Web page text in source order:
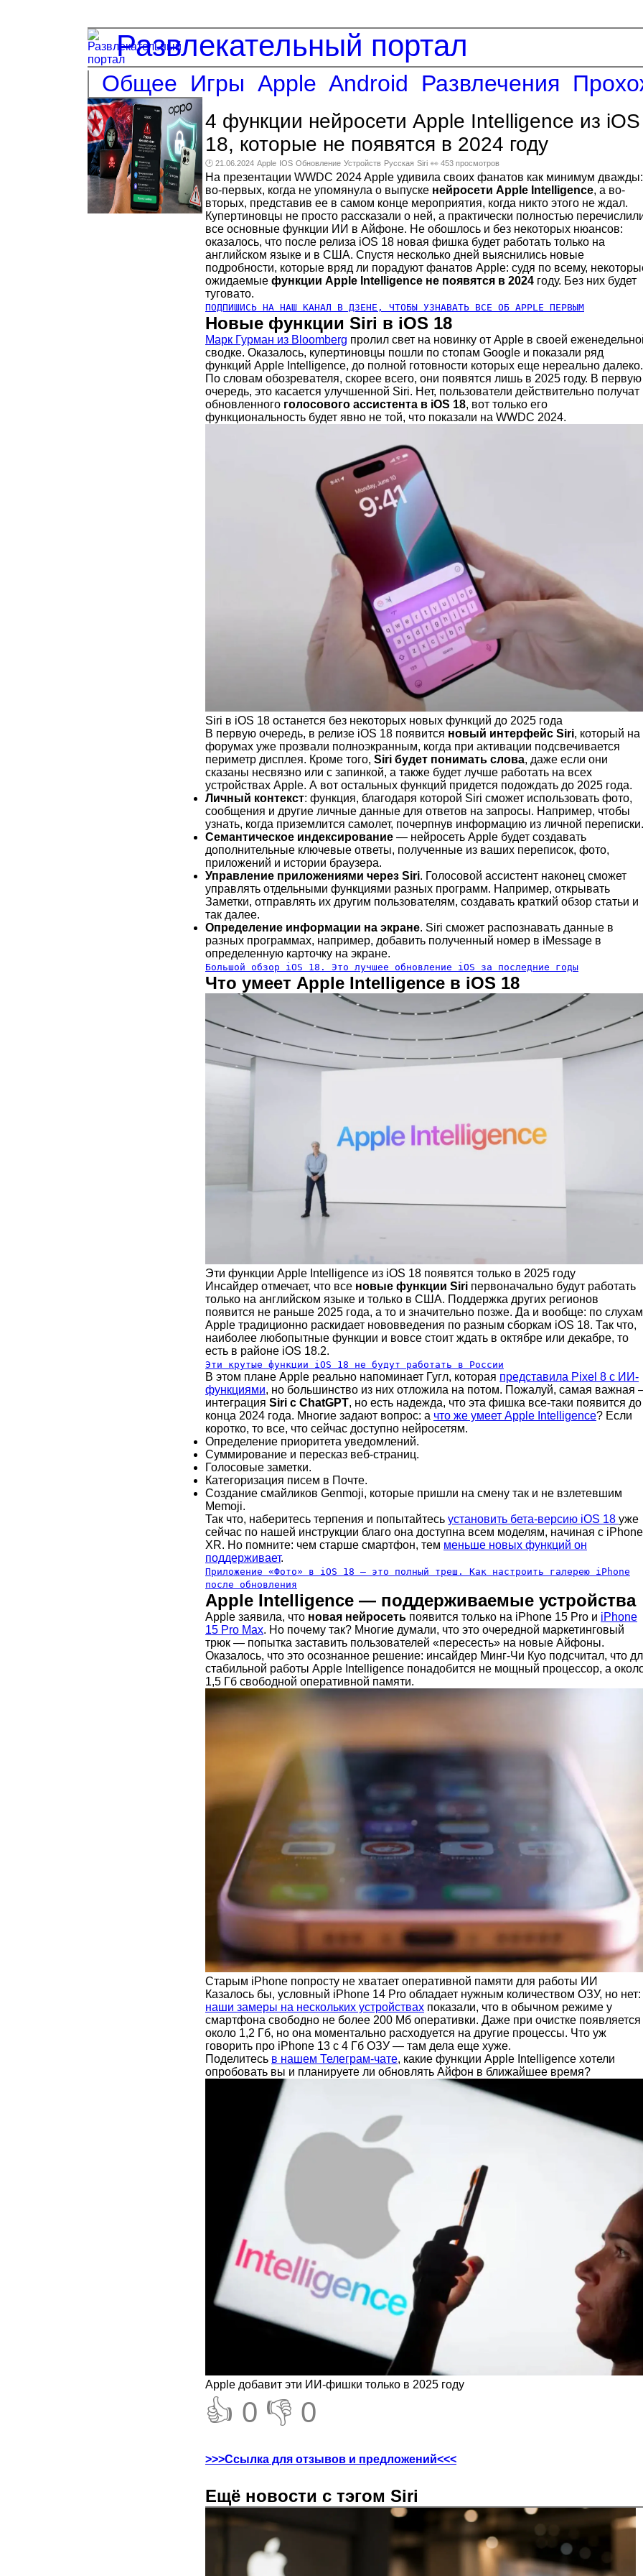
Развлекательный портал
Общее Игры Apple Android Развлечения
4 функции нейросети Apple Intelligence из iOS
18, которые не появятся в 2024 году
🕑 21.06.2024 Apple IOS Обновление Устройств Русская Siri 👀 453 просмотров
На презентации WWDC 2024 Apple удивила своих фанатов как минимум дважды:
во-первых, когда не упомянула о выпуске нейросети Apple Intelligence, а во-
вторых, представив ее в самом конце мероприятия, когда никто этого не ждал.
Купертиновцы не просто рассказали о ней, а практически полностью
все основные функции ИИ в Айфоне. Не обошлось и без некоторых нюансов:
оказалось, что после релиза iOS 18 новая фишка будет работать только на
английском языке и в США. Спустя несколько дней выяснились новые
подробности, которые вряд ли порадуют фанатов Apple: судя по всему,
ожидаемые функции Apple Intelligence не появятся в 2024 году. Без них будет
туговато.
ПОДПИШИСЬ НА НАШ КАНАЛ В ДЗЕНЕ, ЧТОБЫ УЗНАВАТЬ ВСЕ ОБ APPLE ПЕРВЫМ
Новые функции Siri в iOS 18
Марк Гурман из Bloomberg пролил свет на новинку от Apple в своей
сводке. Оказалось, купертиновцы пошли по стопам Google и показали ряд
функций Apple Intelligence, до полной готовности которых еще нереально далеко.
По словам обозревателя, скорее всего, они появятся лишь в 2025 году. В первую
очередь, это касается улучшенной Siri. Нет, пользователи действительно получат
обновленного голосового ассистента в iOS 18, вот только его
функциональность будет явно не той, что показали на WWDC 2024.
Siri в iOS 18 останется без некоторых новых функций до 2025 года
В первую очередь, в релизе iOS 18 появится новый интерфейс Siri, который на
форумах уже прозвали полноэкранным, когда при активации подсвечивается
периметр дисплея. Кроме того, Siri будет понимать слова, даже если они
сказаны несвязно или с запинкой, а также будет лучше работать на всех
устройствах Apple. А вот остальных функций придется подождать до 2025 года.
Личный контекст: функция, благодаря которой Siri сможет использовать фото,
сообщения и другие личные данные для ответов на запросы. Например, чтобы
узнать, когда приземлится самолет, почерпнув информацию из личной переписки.
Семантическое индексирование — нейросеть Apple будет создавать
дополнительные ключевые ответы, полученные из ваших переписок, фото,
приложений и истории браузера.
Управление приложениями через Siri. Голосовой ассистент наконец сможет
управлять отдельными функциями разных программ. Например, открывать
Заметки, отправлять их другим пользователям, создавать краткий обзор статьи и
так далее.
Определение информации на экране. Siri сможет распознавать данные в
разных программах, например, добавить полученный номер в iMessage в
определенную карточку на экране.
Большой обзор iOS 18. Это лучшее обновление iOS за последние годы
Что умеет Apple Intelligence в iOS 18
Эти функции Apple Intelligence из iOS 18 появятся только в 2025 году
Инсайдер отмечает, что все новые функции Siri первоначально будут работать
только на английском языке и только в США. Поддержка других регионов
появится не раньше 2025 года, а то и значительно позже. Да и вообще: по
Apple традиционно раскидает нововведения по разным сборкам iOS 18. Так что,
наиболее любопытные функции и вовсе стоит ждать в октябре или декабре, то
есть в районе iOS 18.2.
Эти крутые функции iOS 18 не будут работать в России
В этом плане Apple реально напоминает Гугл, которая представила Pixel 8 с ИИ-
функциями, но большинство из них отложила на потом. Пожалуй, самая важная
интеграция Siri с ChatGPT, но есть надежда, что эта фишка все-таки появится до
конца 2024 года. Многие задают вопрос: а что же умеет Apple Intelligence? Если
коротко, то все, что сейчас доступно нейросетям.
Определение приоритета уведомлений.
Суммирование и пересказ веб-страниц.
Голосовые заметки.
Категоризация писем в Почте.
Создание смайликов Genmoji, которые пришли на смену так и не взлетевшим
Memoji.
Так что, наберитесь терпения и попытайтесь установить бета-версию iOS 18 уже
сейчас по нашей инструкции благо она доступна всем моделям, начиная с iPhone
XR. Но помните: чем старше смартфон, тем меньше новых функций он
поддерживает.
Приложение «Фото» в iOS 18 — это полный треш. Как настроить галерею iPhone
после обновления
Apple Intelligence — поддерживаемые устройства
Apple заявила, что новая нейросеть появится только на iPhone 15 Pro и iPhone
15 Pro Max. Но почему так? Многие думали, что это очередной маркетинговый
трюк — попытка заставить пользователей «пересесть» на новые Айфоны.
Оказалось, что это осознанное решение: инсайдер Минг-Чи Куо подсчитал, что
стабильной работы Apple Intelligence понадобится не мощный процессор, а
1,5 Гб свободной оперативной памяти.
Старым iPhone попросту не хватает оперативной памяти для работы ИИ
Казалось бы, условный iPhone 14 Pro обладает нужным количеством ОЗУ, но нет:
наши замеры на нескольких устройствах показали, что в обычном режиме у
смартфона свободно не более 200 Мб оперативки. Даже при очистке появляется
около 1,2 Гб, но она моментально расходуется на другие процессы. Что уж
говорить про iPhone 13 с 4 Гб ОЗУ — там дела еще хуже.
Поделитесь в нашем Телеграм-чате, какие функции Apple Intelligence хотели
опробовать вы и планируете ли обновлять Айфон в ближайшее время?
Apple добавит эти ИИ-фишки только в 2025 году
👍 0 👎 0
>>>Ссылка для отзывов и предложений<<<
Ещё новости с тэгом Siri